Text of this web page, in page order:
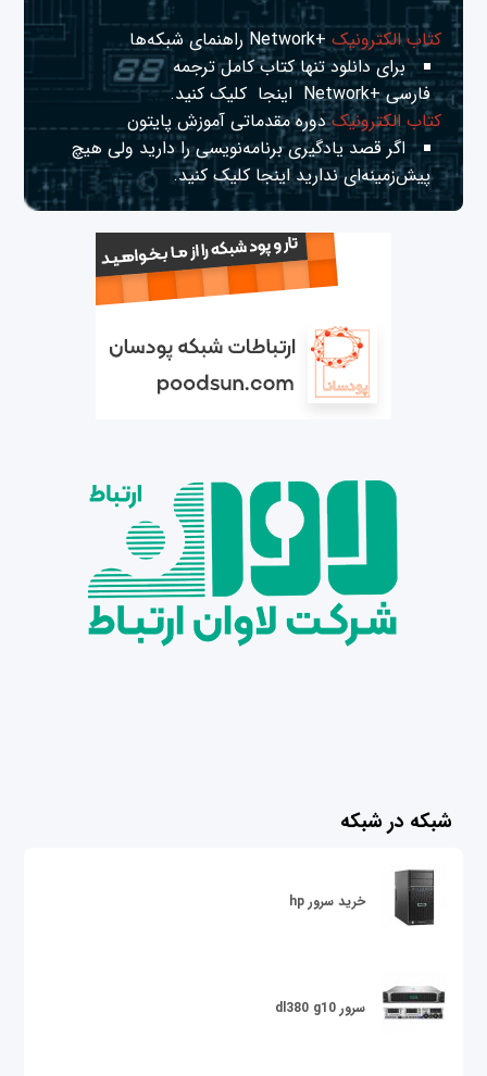
کتاب الکترونیک+Network راهنمای شبکه‌ها
برای دانلود تنها کتاب کامل ترجمه
فارسی +Network
اینجا کلیک کنید.
کتاب الکترونیکدوره مقدماتی آموزش پایتون
اگر قصد یادگیری برنامه‌نویسی را دارید ولی هیچ
پیش‌زمینه‌ای نداریداینجا کلیک کنید.
شبکه در شبکه
خرید سرور hp
سرور dl380 g10